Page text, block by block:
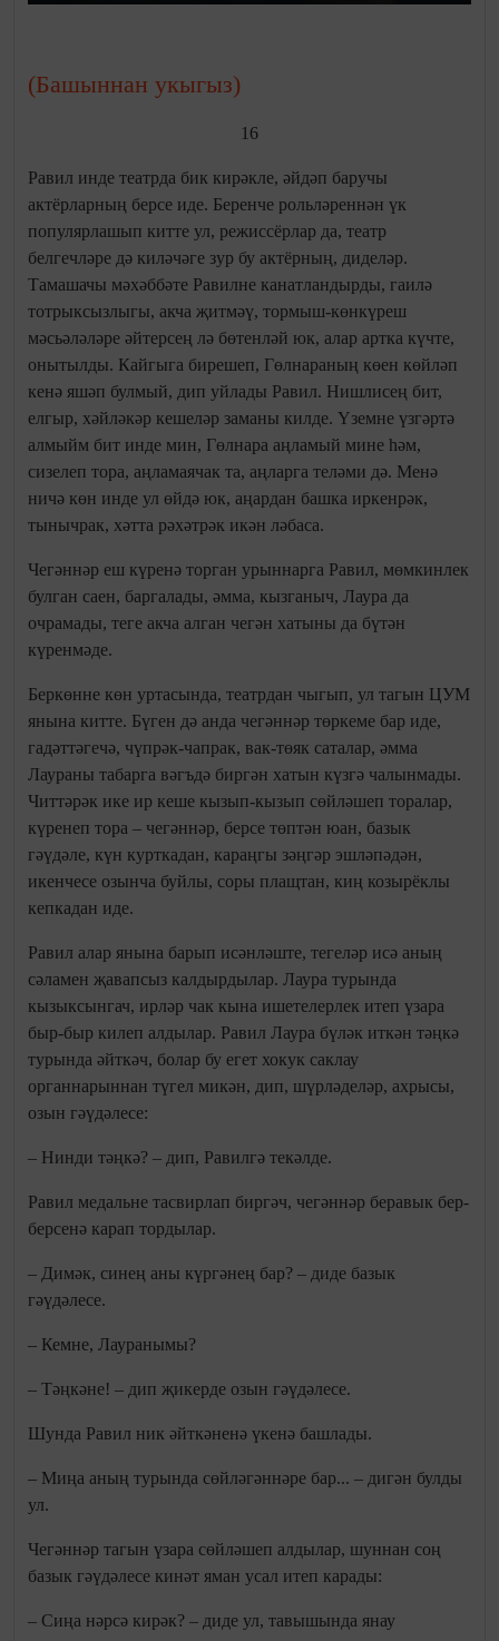
(Башыннан укыгыз)
16
Равил инде театрда бик кирәкле, әйдәп баручы
актёрларның берсе иде. Беренче рольләреннән үк
популярлашып китте ул, режиссёрлар да, театр
белгечләре дә киләчәге зур бу актёрның, диделәр.
Тамашачы мәхәббәте Равилне канатландырды, гаилә
тотрыксызлыгы, акча җитмәү, тормыш-көнкүреш
мәсьәләләре әйтерсең лә бөтенләй юк, алар артка күчте,
онытылды. Кайгыга бирешеп, Гөлнараның көен көйләп
кенә яшәп булмый, дип уйлады Равил. Нишлисең бит,
елгыр, хәйләкәр кешеләр заманы килде. Үземне үзгәртә
алмыйм бит инде мин, Гөлнара аңламый мине һәм,
сизелеп тора, аңламаячак та, аңларга теләми дә. Менә
ничә көн инде ул өйдә юк, аңардан башка иркенрәк,
тынычрак, хәтта рәхәтрәк икән ләбаса.
Чегәннәр еш күренә торган урыннарга Равил, мөмкинлек
булган саен, баргалады, әмма, кызганыч, Лаура да
очрамады, теге акча алган чегән хатыны да бүтән
күренмәде.
Беркөнне көн уртасында, театрдан чыгып, ул тагын ЦУМ
янына китте. Бүген дә анда чегәннәр төркеме бар иде,
гадәттәгечә, чүпрәк-чапрак, вак-төяк саталар, әмма
Лаураны табарга вәгъдә биргән хатын күзгә чалынмады.
Читтәрәк ике ир кеше кызып-кызып сөйләшеп торалар,
күренеп тора – чегәннәр, берсе төптән юан, базык
гәүдәле, күн курткадан, караңгы зәңгәр эшләпәдән,
икенчесе озынча буйлы, соры плащтан, киң козырёклы
кепкадан иде.
Равил алар янына барып исәнләште, тегеләр исә аның
сәламен җавапсыз калдырдылар. Лаура турында
кызыксынгач, ирләр чак кына ишетелерлек итеп үзара
быр-быр килеп алдылар. Равил Лаура бүләк иткән тәңкә
турында әйткәч, болар бу егет хокук саклау
органнарыннан түгел микән, дип, шүрләделәр, ахрысы,
озын гәүдәлесе:
– Нинди тәңкә? – дип, Равилгә текәлде.
Равил медальне тасвирлап биргәч, чегәннәр беравык бер-
берсенә карап тордылар.
– Димәк, синең аны күргәнең бар? – диде базык
гәүдәлесе.
– Кемне, Лауранымы?
– Тәңкәне! – дип җикерде озын гәүдәлесе.
Шунда Равил ник әйткәненә үкенә башлады.
– Миңа аның турында сөйләгәннәре бар... – дигән булды
ул.
Чегәннәр тагын үзара сөйләшеп алдылар, шуннан соң
базык гәүдәлесе кинәт яман усал итеп карады:
– Сиңа нәрсә кирәк? – диде ул, тавышында янау